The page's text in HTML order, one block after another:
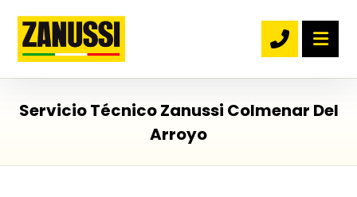
Servicio Técnico Zanussi Colmenar Del
Arroyo